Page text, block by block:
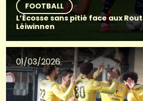
FOOTBALL
L’Écosse sans pitié face aux Rout
Léiwinnen
01/03/2026